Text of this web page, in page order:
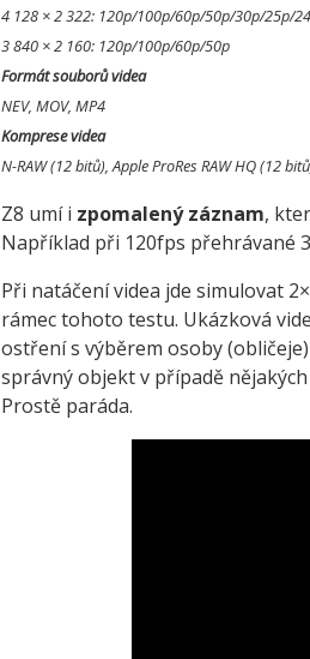
4 128 × 2 322: 120p/100p/60p­/50p/30p/25p/
3 840 × 2 160: 120p/100p/60p/50p
Formát souborů videa
NEV, MOV, MP4
Komprese videa
N-RAW (12 bitů), Apple ProRes RAW HQ (12
Z8 umí i zpomalený záznam,
Například při 120fps přehrávané
Při natáčení videa jde simulovat
rámec tohoto testu. Ukázková
ostření s výběrem osoby
správný objekt v případě
Prostě paráda.